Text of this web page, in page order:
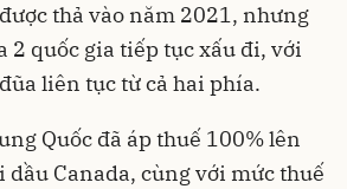
thả vào năm 2021, nhưng
2 quốc gia tiếp tục xấu đi, với
liên tục từ cả hai phía.
Quốc đã áp thuế 100% lên
dầu Canada, cùng với mức thuế